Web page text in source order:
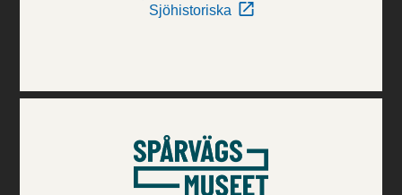
Sjöhistoriska